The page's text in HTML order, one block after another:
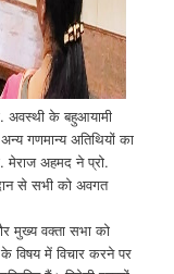
अवस्थी के बहुआयामी
गणमान्य अतिथियों का
मेराज अहमद ने प्रो.
से सभी को अवगत
मुख्य वक्ता सभा को
विषय में विचार करने पर